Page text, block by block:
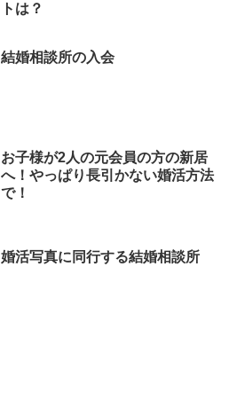
トは？
結婚相談所の入会
お子様が2人の元会員の方の新居
へ！やっぱり長引かない婚活方法
で！
婚活写真に同行する結婚相談所